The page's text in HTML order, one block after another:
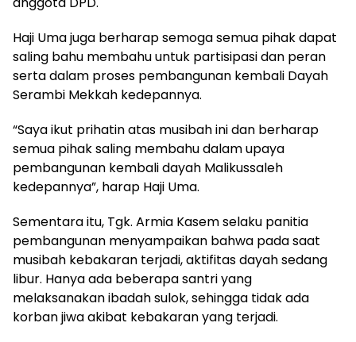
Haji Uma juga berharap semoga semua pihak dapat
saling bahu membahu untuk partisipasi dan peran
serta dalam proses pembangunan kembali Dayah
Serambi Mekkah kedepannya.
“Saya ikut prihatin atas musibah ini dan berharap
semua pihak saling membahu dalam upaya
pembangunan kembali dayah Malikussaleh
kedepannya”, harap Haji Uma.
Sementara itu, Tgk. Armia Kasem selaku panitia
pembangunan menyampaikan bahwa pada saat
musibah kebakaran terjadi, aktifitas dayah sedang
libur. Hanya ada beberapa santri yang
melaksanakan ibadah sulok, sehingga tidak ada
korban jiwa akibat kebakaran yang terjadi.